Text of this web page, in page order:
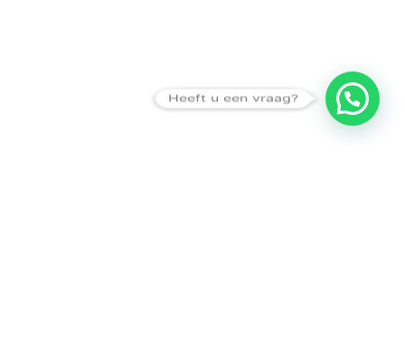
Heeft u een vraag?